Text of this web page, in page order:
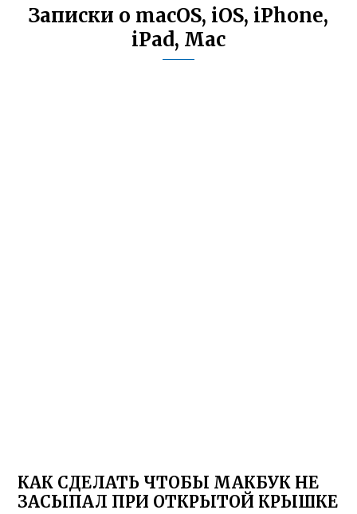
Записки о macOS, iOS, iPhone,
iPad, Mac
КАК СДЕЛАТЬ ЧТОБЫ МАКБУК НЕ
ЗАСЫПАЛ ПРИ ОТКРЫТОЙ КРЫШКЕ